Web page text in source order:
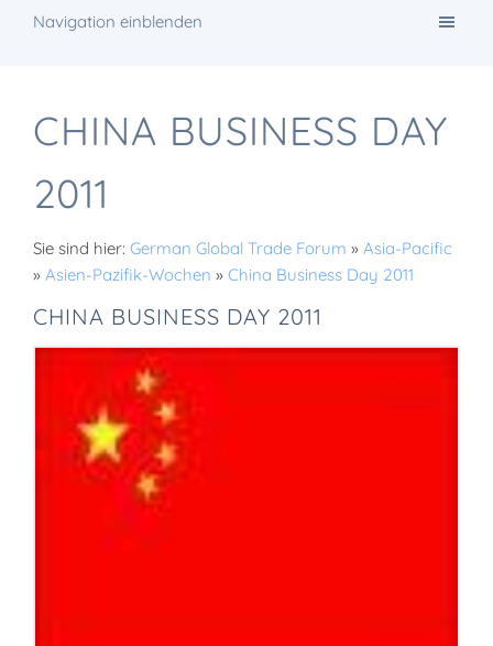
Navigation einblenden
CHINA BUSINESS DAY
2011
Sie sind hier: German Global Trade Forum » Asia-Pacific
» Asien-Pazifik-Wochen » China Business Day 2011
CHINA BUSINESS DAY 2011